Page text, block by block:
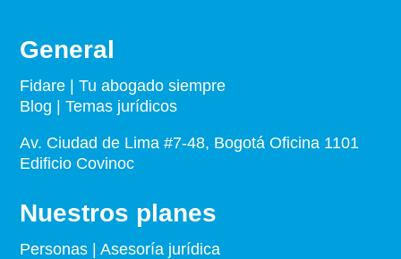
General
Fidare | Tu abogado siempre
Blog | Temas jurídicos
Av. Ciudad de Lima #7-48, Bogotá Oficina 1101
Edificio Covinoc
Nuestros planes
Personas | Asesoría jurídica